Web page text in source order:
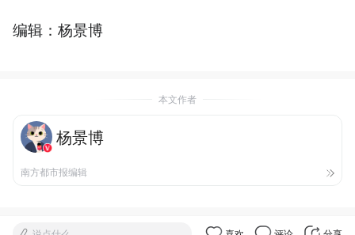
编辑：杨景博
本文作者
杨景博
南方都市报编辑